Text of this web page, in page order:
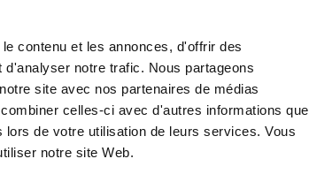
contenu et les annonces, d'offrir des
notre trafic. Nous partageons
site avec nos partenaires de médias
celles-ci avec d'autres informations que
de votre utilisation de leurs services. Vous
notre site Web.
09 became effective from 1 May 2010.
doubled from 12 to 24 months, the E101
to INPS memorandum – which will have a